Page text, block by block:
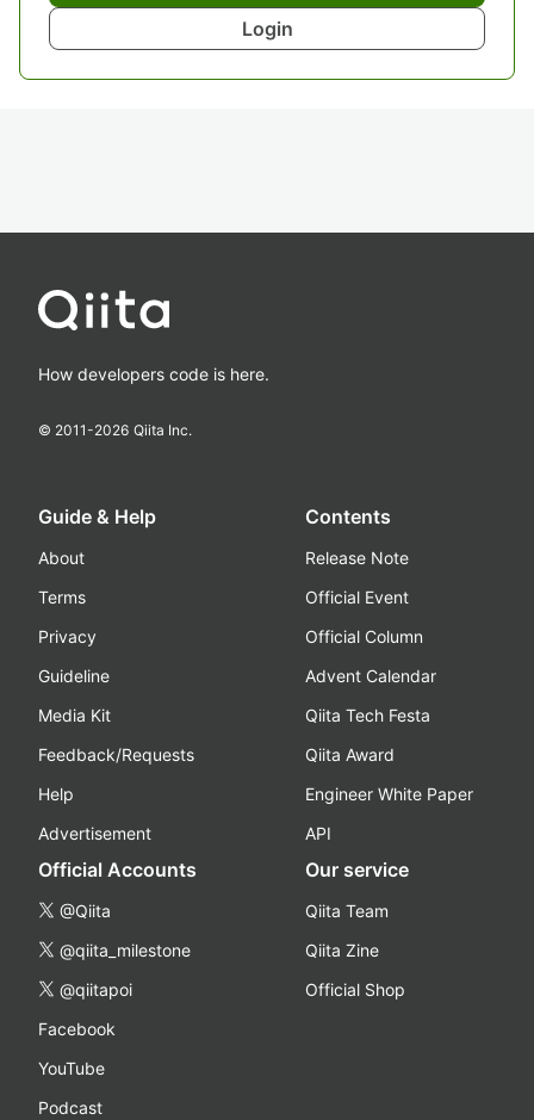
Login
How developers code is here.
© 2011-2026 Qiita Inc.
Guide & Help
About
Terms
Privacy
Guideline
Media Kit
Feedback/Requests
Help
Advertisement
Contents
Release Note
Official Event
Official Column
Advent Calendar
Qiita Tech Festa
Qiita Award
Engineer White Paper
API
Official Accounts
@Qiita
@qiita_milestone
@qiitapoi
Facebook
YouTube
Podcast
Our service
Qiita Team
Qiita Zine
Official Shop